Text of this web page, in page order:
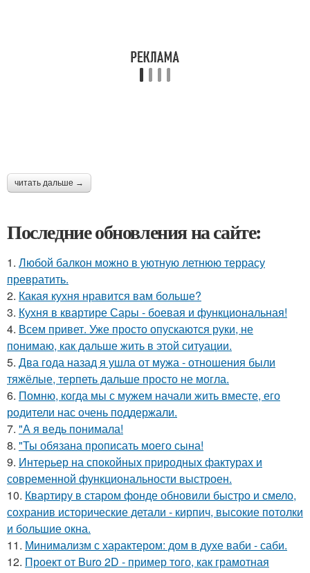
читать дальше →
Последние обновления на сайте:
1. Любой балкон можно в уютную летнюю террасу
превратить.
2. Какая кухня нравится вам больше?
3. Кухня в квартире Сары - боевая и функциональная!
4. Всем привет. Уже просто опускаются руки, не
понимаю, как дальше жить в этой ситуации.
5. Два года назад я ушла от мужа - отношения были
тяжёлые, терпеть дальше просто не могла.
6. Помню, когда мы с мужем начали жить вместе, его
родители нас очень поддержали.
7. "А я ведь понимала!
8. "Ты обязана прописать моего сына!
9. Интерьер на спокойных природных фактурах и
современной функциональности выстроен.
10. Квартиру в старом фонде обновили быстро и смело,
сохранив исторические детали - кирпич, высокие потолки
и большие окна.
11. Минимализм с характером: дом в духе ваби - саби.
12. Проект от Buro 2D - пример того, как грамотная